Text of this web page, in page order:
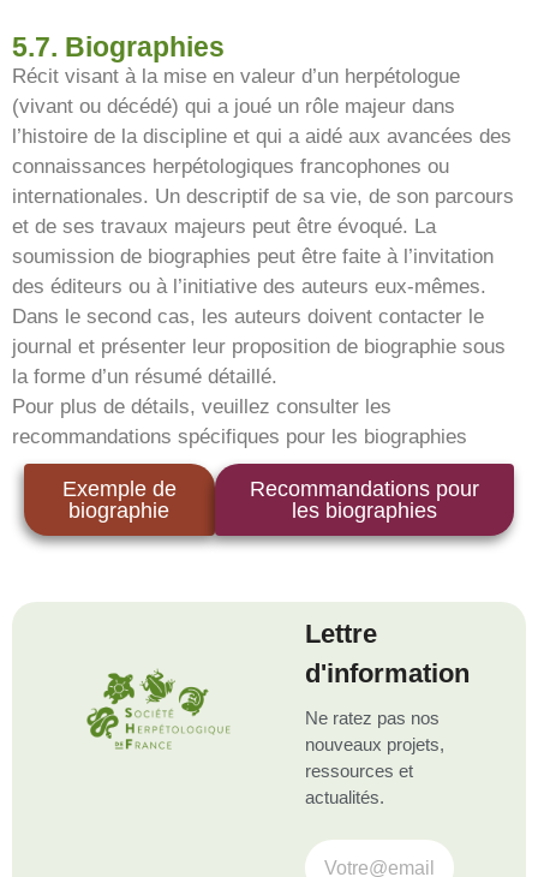
5.7. Biographies
Récit visant à la mise en valeur d’un herpétologue
(vivant ou décédé) qui a joué un rôle majeur dans
l’histoire de la discipline et qui a aidé aux avancées des
connaissances herpétologiques francophones ou
internationales. Un descriptif de sa vie, de son parcours
et de ses travaux majeurs peut être évoqué. La
soumission de biographies peut être faite à l’invitation
des éditeurs ou à l’initiative des auteurs eux-mêmes.
Dans le second cas, les auteurs doivent contacter le
journal et présenter leur proposition de biographie sous
la forme d’un résumé détaillé.
Pour plus de détails, veuillez consulter les
recommandations spécifiques pour les biographies
Exemple de
biographie
Recommandations pour
les biographies
Lettre
d'information
Ne ratez pas nos
nouveaux projets,
ressources et
actualités.